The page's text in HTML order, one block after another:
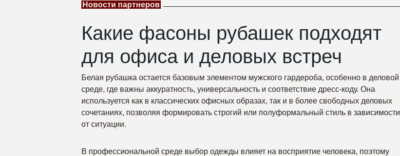
Новости партнеров
Какие фасоны рубашек подходят
для офиса и деловых встреч
Белая рубашка остается базовым элементом мужского гардероба, особенно в деловой
среде, где важны аккуратность, универсальность и соответствие дресс-коду. Она
используется как в классических офисных образах, так и в более свободных деловых
сочетаниях, позволяя формировать строгий или полуформальный стиль в зависимости
от ситуации.
В профессиональной среде выбор одежды влияет на восприятие человека, поэтому